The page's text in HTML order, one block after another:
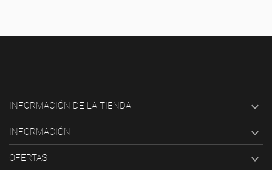
INFORMACIÓN DE LA TIENDA 
INFORMACIÓN 
OFERTAS 